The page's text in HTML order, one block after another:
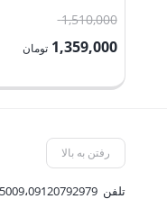
1,510,000قیمت
اصلی:
بود.
1,359,000 تومان
رفتن به بالا
تلفن